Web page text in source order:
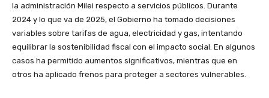
la administración Milei respecto a servicios públicos. Durante
2024 y lo que va de 2025, el Gobierno ha tomado decisiones
variables sobre tarifas de agua, electricidad y gas, intentando
equilibrar la sostenibilidad fiscal con el impacto social. En algunos
casos ha permitido aumentos significativos, mientras que en
otros ha aplicado frenos para proteger a sectores vulnerables.